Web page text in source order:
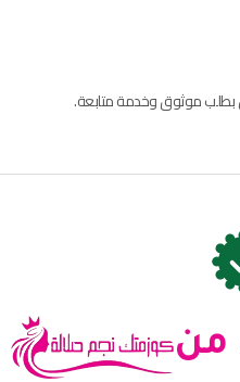
موثوق وخدمة متابعة.
من